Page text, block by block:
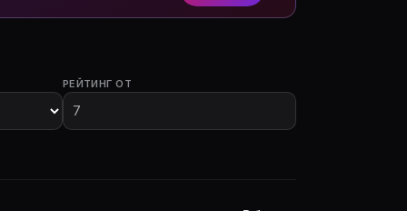
с участием.
РЕЙТИНГ ОТ